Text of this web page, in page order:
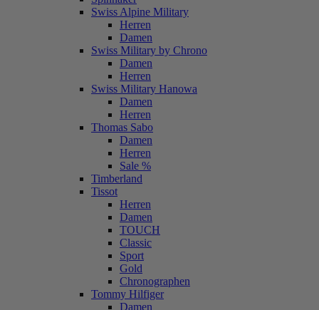
Swiss Alpine Military
Herren
Damen
Swiss Military by Chrono
Damen
Herren
Swiss Military Hanowa
Damen
Herren
Thomas Sabo
Damen
Herren
Sale %
Timberland
Tissot
Herren
Damen
TOUCH
Classic
Sport
Gold
Chronographen
Tommy Hilfiger
Damen